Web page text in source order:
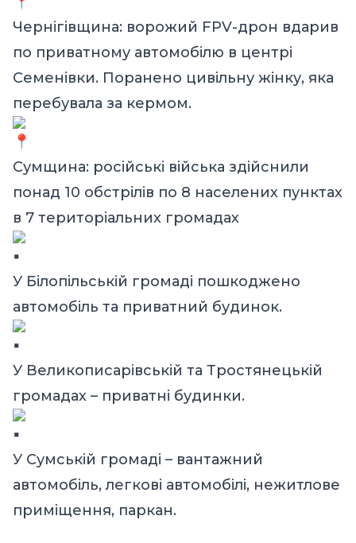
Чернігівщина: ️ворожий FPV-дрон вдарив
по приватному автомобілю в центрі
Семенівки. Поранено цивільну жінку, яка
перебувала за кермом.
Сумщина: російські війська здійснили
понад 10 обстрілів по 8 населених пунктах
в 7 територіальних громадах
У Білопільській громаді пошкоджено
автомобіль та приватний будинок.
У Великописарівській та Тростянецькій
громадах – приватні будинки.
У Сумській громаді – вантажний
автомобіль, легкові автомобілі, нежитлове
приміщення, паркан.